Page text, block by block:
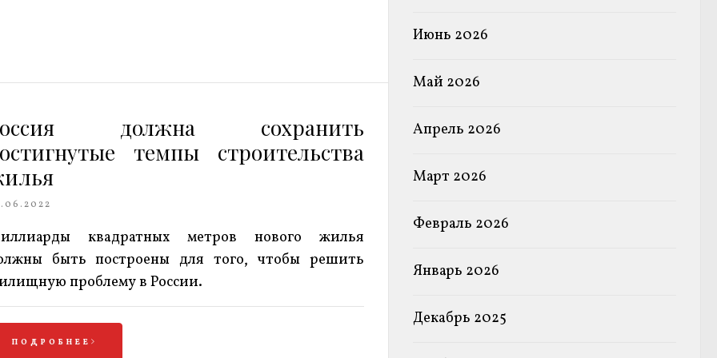
должна сохранить
темпы строительства
квадратных метров нового жилья
быть построены для того, чтобы решить
проблему в России.
ПОДРОБНЕЕ
Июнь 2026
Май 2026
Апрель 2026
Март 2026
Февраль 2026
Январь 2026
Декабрь 2025